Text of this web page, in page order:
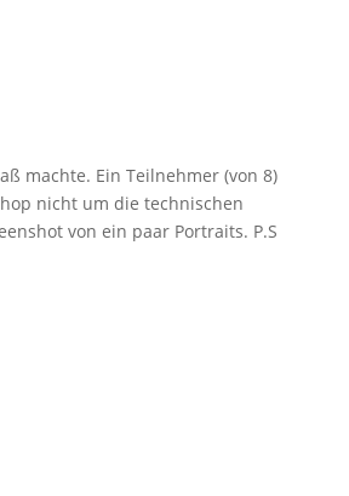
machte. Ein Teilnehmer (von 8)
nicht um die technischen
von ein paar Portraits. P.S